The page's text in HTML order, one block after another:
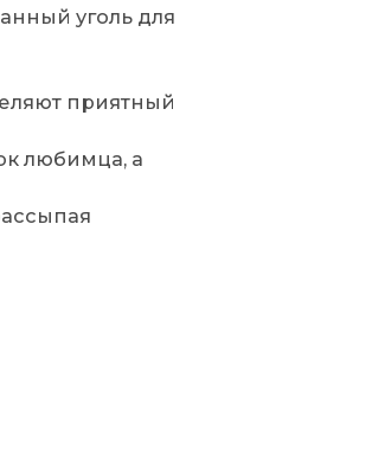
уголь для
приятный
любимца, а